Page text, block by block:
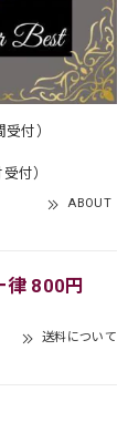
付）
付）
ABOUT
律 800円
送料について